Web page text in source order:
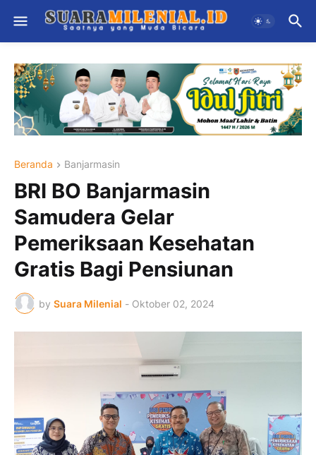
Beranda Banjarmasin
BRI BO Banjarmasin
Samudera Gelar
Pemeriksaan Kesehatan
Gratis Bagi Pensiunan
by Suara Milenial - Oktober 02, 2024